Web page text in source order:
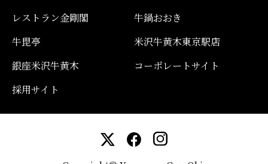
レストラン金剛閣
牛鍋おおき
牛毘亭
米沢牛黄木東京駅店
銀座米沢牛黄木
コーポレートサイト
採用サイト